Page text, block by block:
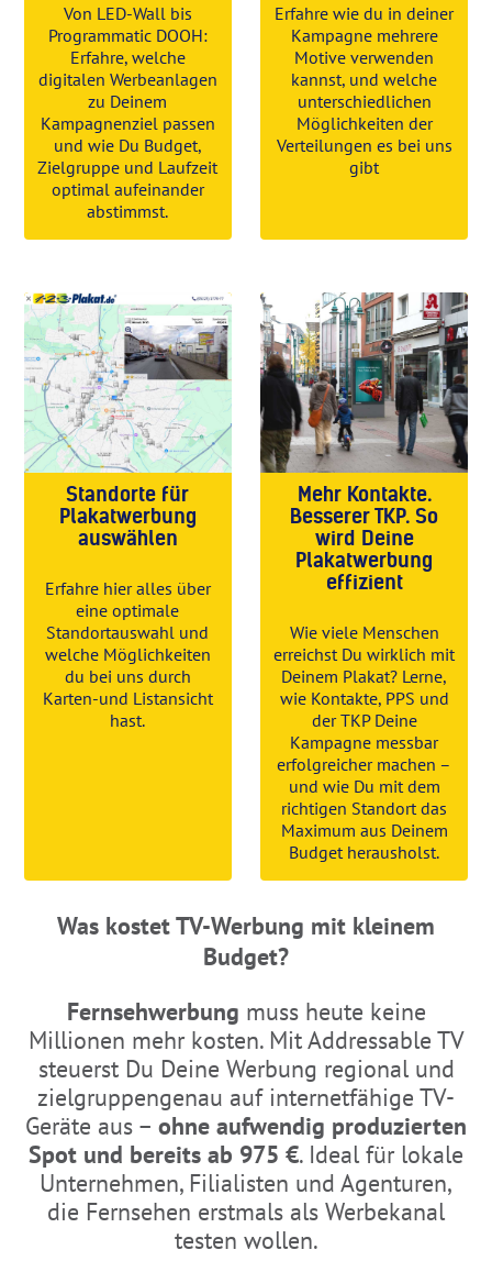
Von LED-Wall bis
Programmatic DOOH:
Erfahre, welche
digitalen Werbeanlagen
zu Deinem
Kampagnenziel passen
und wie Du Budget,
Zielgruppe und Laufzeit
optimal aufeinander
abstimmst.
Erfahre wie du in deiner
Kampagne mehrere
Motive verwenden
kannst, und welche
unterschiedlichen
Möglichkeiten der
Verteilungen es bei uns
gibt
Standorte für
Plakatwerbung
auswählen
Erfahre hier alles über
eine optimale
Standortauswahl und
welche Möglichkeiten
du bei uns durch
Karten-und Listansicht
hast.
Mehr Kontakte.
Besserer TKP. So
wird Deine
Plakatwerbung
effizient
Wie viele Menschen
erreichst Du wirklich mit
Deinem Plakat? Lerne,
wie Kontakte, PPS und
der TKP Deine
Kampagne messbar
erfolgreicher machen –
und wie Du mit dem
richtigen Standort das
Maximum aus Deinem
Budget herausholst.
Was kostet TV-Werbung mit kleinem
Budget?
Fernsehwerbung muss heute keine
Millionen mehr kosten. Mit Addressable TV
steuerst Du Deine Werbung regional und
zielgruppengenau auf internetfähige TV-
Geräte aus – ohne aufwendig produzierten
Spot und bereits ab 975 €. Ideal für lokale
Unternehmen, Filialisten und Agenturen,
die Fernsehen erstmals als Werbekanal
testen wollen.